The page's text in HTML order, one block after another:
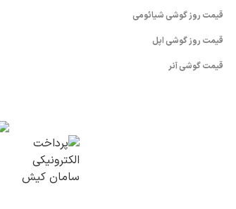
قیمت روز گوشی شیائومی
قیمت روز گوشی اپل
قیمت گوشی آنر